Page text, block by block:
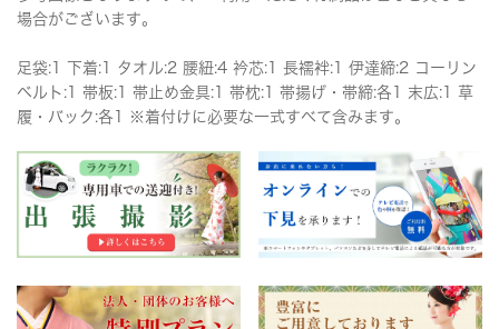
場合がございます。
足袋:1 下着:1 タオル:2 腰紐:4 衿芯:1 長襦袢:1 伊達締:2 コーリン
ベルト:1 帯板:1 帯止め金具:1 帯枕:1 帯揚げ・帯締:各1 末広:1 草
履・バック:各1 ※着付けに必要な一式すべて含みます。